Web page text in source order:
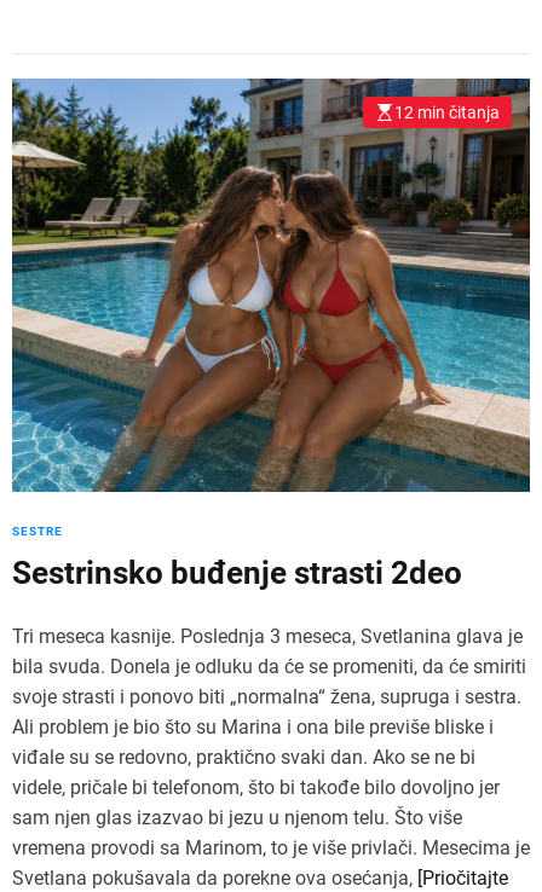
12 min čitanja
SESTRE
Sestrinsko buđenje strasti 2deo
Tri meseca kasnije. Poslednja 3 meseca, Svetlanina glava je
bila svuda. Donela je odluku da će se promeniti, da će smiriti
svoje strasti i ponovo biti „normalna“ žena, supruga i sestra.
Ali problem je bio što su Marina i ona bile previše bliske i
viđale su se redovno, praktično svaki dan. Ako se ne bi
videle, pričale bi telefonom, što bi takođe bilo dovoljno jer
sam njen glas izazvao bi jezu u njenom telu. Što više
vremena provodi sa Marinom, to je više privlači. Mesecima je
Svetlana pokušavala da porekne ova osećanja, [Priočitajte